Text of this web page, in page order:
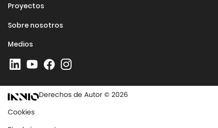
Proyectos
Sobre nosotros
Medios
Derechos de Autor © 2026
Cookies